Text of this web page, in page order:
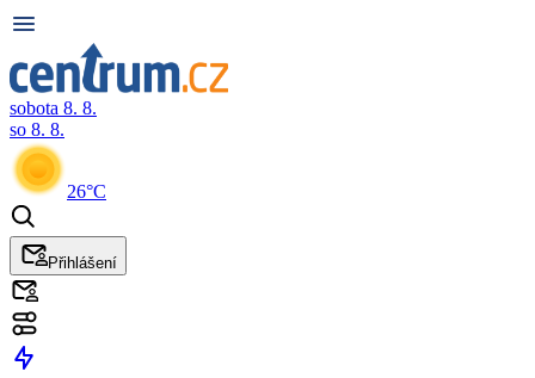
sobota 8. 8.
so 8. 8.
26°C
Přihlášení